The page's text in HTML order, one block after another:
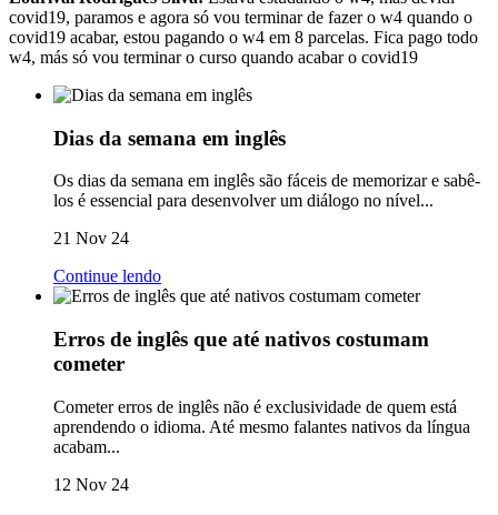
covid19, paramos e agora só vou terminar de fazer o w4 quando o
covid19 acabar, estou pagando o w4 em 8 parcelas. Fica pago todo
w4, más só vou terminar o curso quando acabar o covid19
Dias da semana em inglês
Os dias da semana em inglês são fáceis de memorizar e sabê-
los é essencial para desenvolver um diálogo no nível...
21 Nov 24
Continue lendo
Erros de inglês que até nativos costumam
cometer
Cometer erros de inglês não é exclusividade de quem está
aprendendo o idioma. Até mesmo falantes nativos da língua
acabam...
12 Nov 24